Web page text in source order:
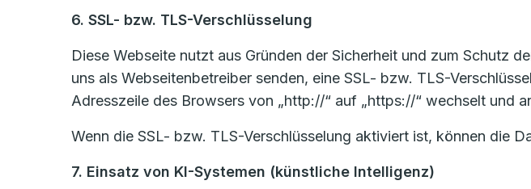
6. SSL- bzw. TLS-Verschlüsselung
Diese Webseite nutzt aus Gründen der Sicherheit und zum Schutz
uns als Webseitenbetreiber senden, eine SSL- bzw. TLS-
Adresszeile des Browsers von „http://“ auf „https://“ wechselt und
Wenn die SSL- bzw. TLS-Verschlüsselung aktiviert ist, können die
7. Einsatz von KI-Systemen (künstliche Intelligenz)